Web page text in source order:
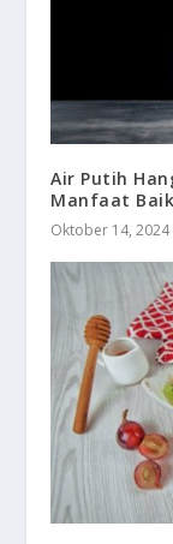
Air Putih
Manfaat Baik
Oktober 14, 2024